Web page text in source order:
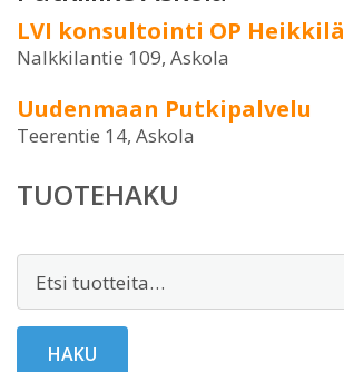
LVI konsultointi OP Heikkilä
Nalkkilantie 109, Askola
Uudenmaan Putkipalvelu
Teerentie 14, Askola
TUOTEHAKU
HAKU